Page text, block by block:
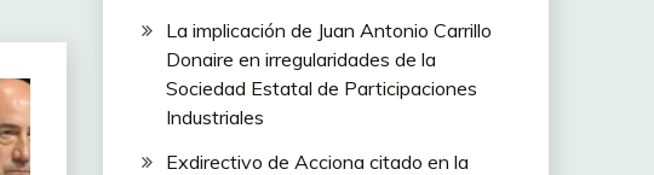
La implicación de Juan Antonio Carrillo
Donaire en irregularidades de la
Sociedad Estatal de Participaciones
Industriales
Exdirectivo de Acciona citado en la